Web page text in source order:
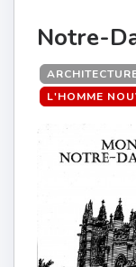
Notre-
L'HOMME